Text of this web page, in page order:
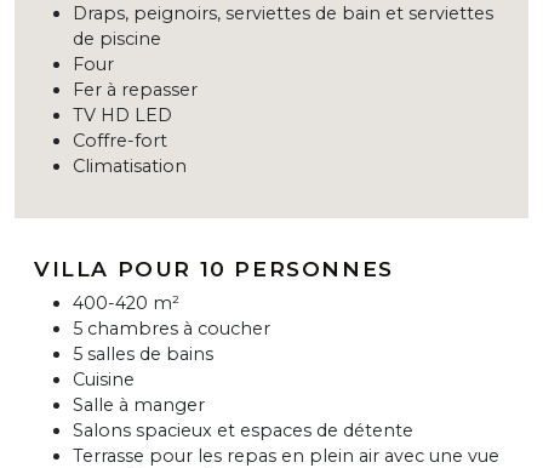
Draps, peignoirs, serviettes de bain et serviettes
de piscine
Four
Fer à repasser
TV HD LED
Coffre-fort
Climatisation
VILLA POUR 10 PERSONNES
400-420 m²
5 chambres à coucher
5 salles de bains
Cuisine
Salle à manger
Salons spacieux et espaces de détente
Terrasse pour les repas en plein air avec une vue